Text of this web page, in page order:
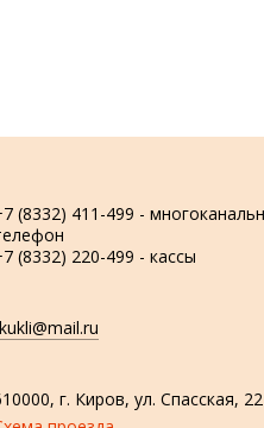
(8332) 411-499 -
(8332) 220-499 - кассы
г. Киров, ул. Спасская, 22